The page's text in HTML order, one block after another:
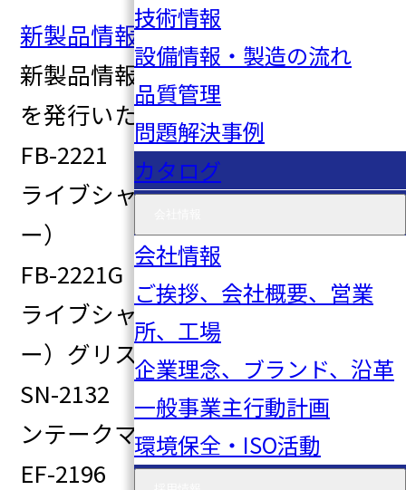
技術情報
設備情報・製造の流れ
品質管理
問題解決事例
カタログ
会社情報
ご挨拶、会社概要、営業
所、工場
企業理念、ブランド、沿革
一般事業主行動計画
環境保全・ISO活動
新製品情報2018年3号No.539
新製品情報 2018年3号 No.539
を発行いたしました。
FB-2221 04437-B1082 ド
ライブシャフトブーツ（インナ
ー）
FB-2221G 04437-B1082 ド
ライブシャフトブーツ（インナ
ー）グリス付き
SN-2132 14035-1KT0A イ
ンテークマニホールガスケット
EF-2196 8-98216269-0 セ